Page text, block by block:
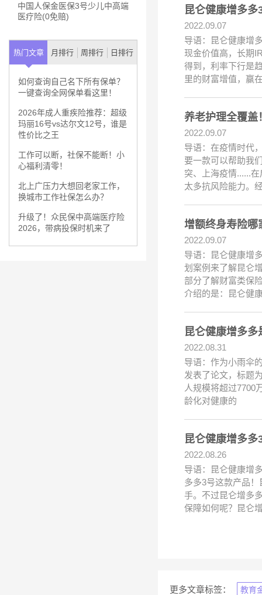
中国人保金医保3号少儿中高端
医疗险(0免赔)
热门文章 月排行 周排行 日排行
如何查询自己名下所有保单？
一键查询全网保单看这里！
2026年成人重疾险推荐：超级
玛丽16号vs达尔文12号，谁是
性价比之王
工作可以断，社保不能断！小
心福利清零！
北上广压力大想回老家工作，
换城市工作社保怎么办？
升级了！众民保中高端医疗险
2026，带病投保时机来了
昆仑健康增多
2022.09.07
导语：昆仑健康增
现金价值高，长期
得到，利率下行是
里的财富增值，赢
养老护理全覆盖
2022.09.07
导语：在疫情时代
要一款可以帮助我
突、上海疫情......
太多抗风险能力。
增额终身寿险哪
2022.09.07
导语：昆仑健康增
划案例来了解昆仑
部分了解财富类保
介绍的是：昆仑健
昆仑健康增多
2022.08.31
导语：作为小雨伞
发表了论文，标题
人规模将超过7700
龄化对健康的
昆仑健康增多
2022.08.26
导语：昆仑健康增
多多3号这款产品
手。不过昆仑增多
保障如何呢？昆仑
更多文章标签： 教育